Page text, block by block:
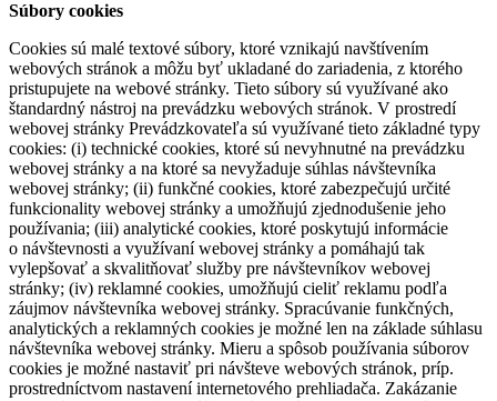
Súbory cookies
Cookies sú malé textové súbory, ktoré vznikajú navštívením
webových stránok a môžu byť ukladané do zariadenia, z ktorého
pristupujete na webové stránky. Tieto súbory sú využívané ako
štandardný nástroj na prevádzku webových stránok. V prostredí
webovej stránky Prevádzkovateľa sú využívané tieto základné typy
cookies: (i) technické cookies, ktoré sú nevyhnutné na prevádzku
webovej stránky a na ktoré sa nevyžaduje súhlas návštevníka
webovej stránky; (ii) funkčné cookies, ktoré zabezpečujú určité
funkcionality webovej stránky a umožňujú zjednodušenie jeho
používania; (iii) analytické cookies, ktoré poskytujú informácie
o návštevnosti a využívaní webovej stránky a pomáhajú tak
vylepšovať a skvalitňovať služby pre návštevníkov webovej
stránky; (iv) reklamné cookies, umožňujú cieliť reklamu podľa
záujmov návštevníka webovej stránky. Spracúvanie funkčných,
analytických a reklamných cookies je možné len na základe súhlasu
návštevníka webovej stránky. Mieru a spôsob používania súborov
cookies je možné nastaviť pri návšteve webových stránok, príp.
prostredníctvom nastavení internetového prehliadača. Zakázanie